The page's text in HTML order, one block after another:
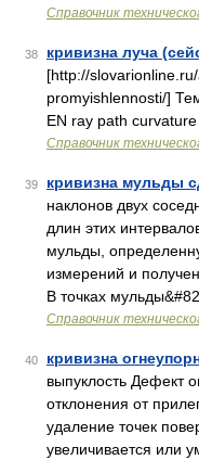
Справочник
38 кривизна луча
[http://
promyishlennosti/]
EN ray path curvature
Справочник
39 кривизна мульды
наклонов двух
длин этих
мульды,
измерений и
В точках
Справочник
40 кривизна
выпуклость Дефект
отклонения от
удаление точек
увеличивается или